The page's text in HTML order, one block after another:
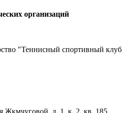
организаций
"Теннисный спортивный клуб
Жкмчуговой, д. 1, к. 2, кв. 185